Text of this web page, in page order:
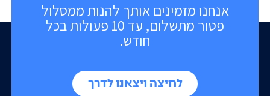
אנחנו מזמינים אותך להנות ממסלול
פטור מתשלום, עד 10 פעולות בכל
חודש.
לחיצה ויצאנו לדרך